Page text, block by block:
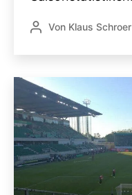
Beitragsautor
Von Klaus Schroer